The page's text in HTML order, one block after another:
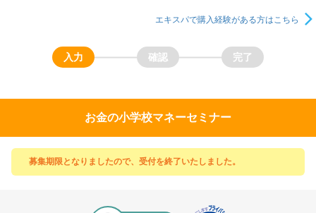
エキスパで購入経験がある方はこちら
お金の小学校マネーセミナー
募集期限となりましたので、受付を終了いたしました。